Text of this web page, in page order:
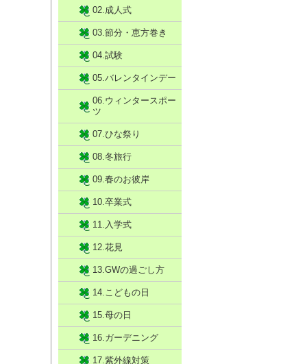
02.成人式
03.節分・恵方巻き
04.試験
05.バレンタインデー
06.ウィンタースポー
ツ
07.ひな祭り
08.冬旅行
09.春のお彼岸
10.卒業式
11.入学式
12.花見
13.GWの過ごし方
14.こどもの日
15.母の日
16.ガーデニング
17.紫外線対策